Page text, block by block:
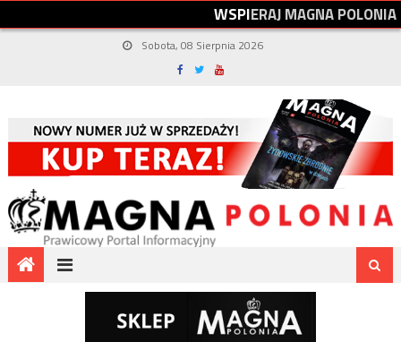
WSPIERAJMAGNAPOLONIA
Sobota, 08 Sierpnia 2026